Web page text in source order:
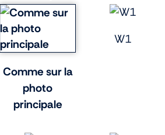
Comme sur la
photo
principale
W1